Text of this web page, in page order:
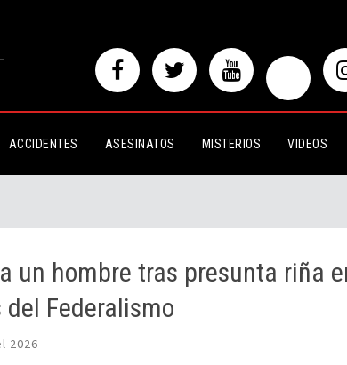
ACCIDENTES ASESINATOS MISTERIOS VIDEOS
a un hombre tras presunta riña en la colonia
un hombre tras presunta riña
del Federalismo
2026